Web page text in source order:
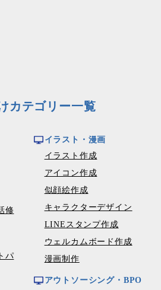
カテゴリー一覧
修
パ
イラスト・漫画
イラスト作成
アイコン作成
似顔絵作成
キャラクターデザイン
LINEスタンプ作成
ウェルカムボード作成
漫画制作
アウトソーシング・BPO